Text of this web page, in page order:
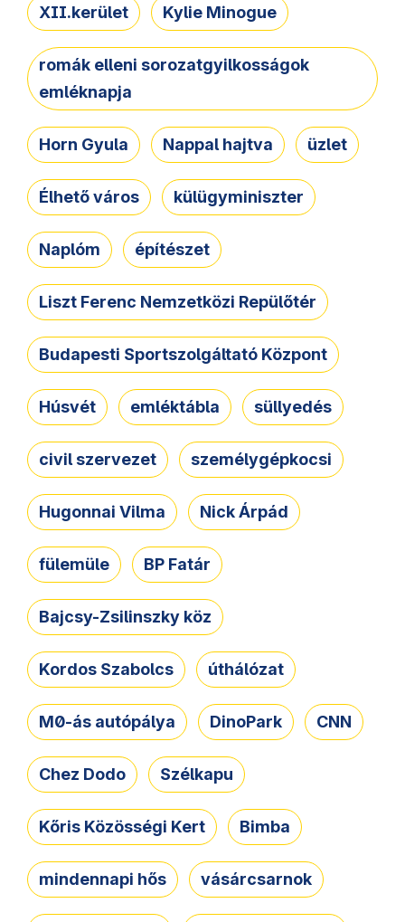
XII.kerület Kylie Minogue
romák elleni sorozatgyilkosságok
emléknapja
Horn Gyula Nappal hajtva üzlet
Élhető város külügyminiszter
Naplóm építészet
Liszt Ferenc Nemzetközi Repülőtér
Budapesti Sportszolgáltató Központ
Húsvét emléktábla süllyedés
civil szervezet személygépkocsi
Hugonnai Vilma Nick Árpád
fülemüle BP Fatár
Bajcsy-Zsilinszky köz
Kordos Szabolcs úthálózat
M0-ás autópálya DinoPark CNN
Chez Dodo Szélkapu
Kőris Közösségi Kert Bimba
mindennapi hős vásárcsarnok